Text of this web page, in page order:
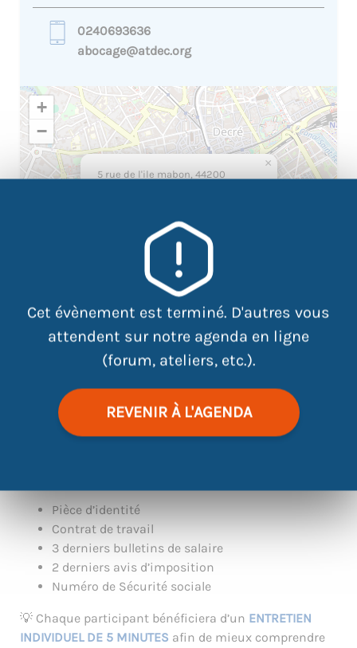
Cet évènement est terminé. D'autres vous
attendent sur notre agenda en ligne
(forum, ateliers, etc.).
REVENIR À L'AGENDA
0240693636
abocage@atdec.org
5 rue de l'ile mabon, 44200
×
+
−
contributors
Pièce d’identité
Contrat de travail
3 derniers bulletins de salaire
2 derniers avis d’imposition
Numéro de Sécurité sociale
💡 Chaque participant bénéficiera d’un ENTRETIEN
INDIVIDUEL DE 5 MINUTES afin de mieux comprendre